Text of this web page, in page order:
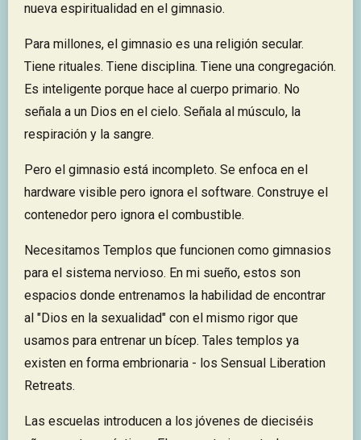
nueva espiritualidad en el gimnasio.
Para millones, el gimnasio es una religión secular.
Tiene rituales. Tiene disciplina. Tiene una congregación.
Es inteligente porque hace al cuerpo primario. No
señala a un Dios en el cielo. Señala al músculo, la
respiración y la sangre.
Pero el gimnasio está incompleto. Se enfoca en el
hardware visible pero ignora el software. Construye el
contenedor pero ignora el combustible.
Necesitamos Templos que funcionen como gimnasios
para el sistema nervioso. En mi sueño, estos son
espacios donde entrenamos la habilidad de encontrar
al "Dios en la sexualidad" con el mismo rigor que
usamos para entrenar un bícep. Tales templos ya
existen en forma embrionaria - los Sensual Liberation
Retreats.
Las escuelas introducen a los jóvenes de dieciséis